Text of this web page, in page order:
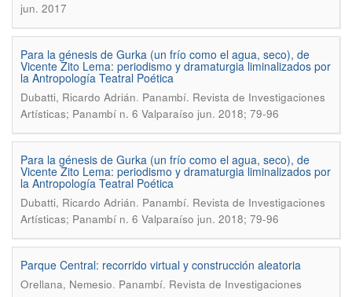
jun. 2017
Para la génesis de Gurka (un frío como el agua, seco), de
Vicente Zito Lema: periodismo y dramaturgia liminalizados por
la Antropología Teatral Poética
Dubatti, Ricardo Adrián. Panambí. Revista de Investigaciones
Artísticas; Panambí n. 6 Valparaíso jun. 2018; 79-96
Para la génesis de Gurka (un frío como el agua, seco), de
Vicente Zito Lema: periodismo y dramaturgia liminalizados por
la Antropología Teatral Poética
Dubatti, Ricardo Adrián. Panambí. Revista de Investigaciones
Artísticas; Panambí n. 6 Valparaíso jun. 2018; 79-96
Parque Central: recorrido virtual y construcción aleatoria
Orellana, Nemesio. Panambí. Revista de Investigaciones